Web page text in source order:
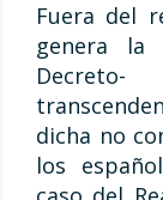
Fuera del
genera la
dicha no
los